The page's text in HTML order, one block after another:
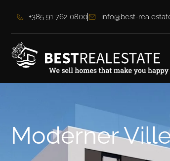
+385 91 762 0800 info@best-
Moderner